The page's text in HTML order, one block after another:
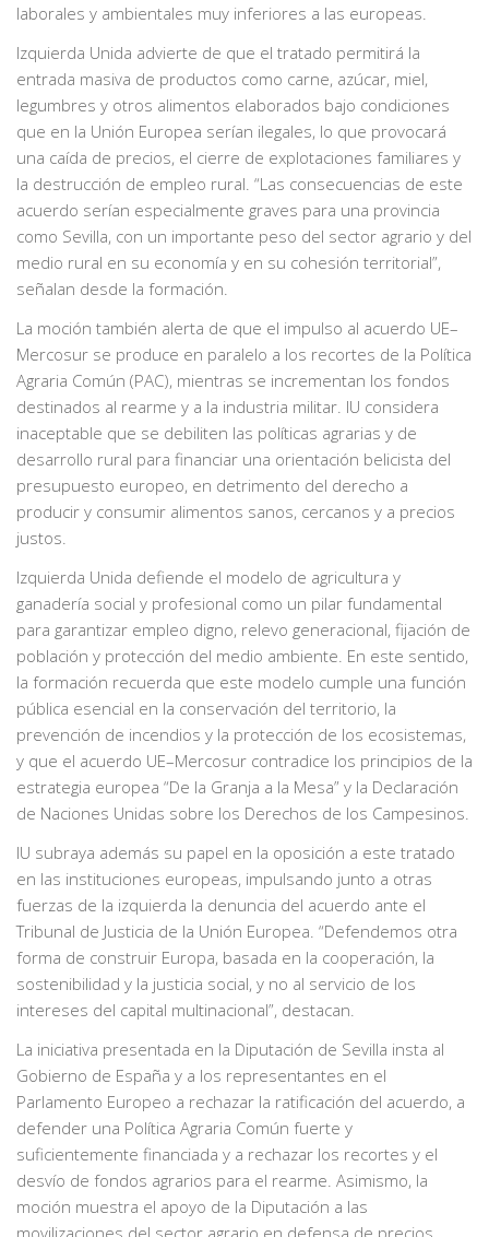
laborales y ambientales muy inferiores a las europeas.
Izquierda Unida advierte de que el tratado permitirá la
entrada masiva de productos como carne, azúcar, miel,
legumbres y otros alimentos elaborados bajo condiciones
que en la Unión Europea serían ilegales, lo que provocará
una caída de precios, el cierre de explotaciones familiares y
la destrucción de empleo rural. “Las consecuencias de este
acuerdo serían especialmente graves para una provincia
como Sevilla, con un importante peso del sector agrario y del
medio rural en su economía y en su cohesión territorial”,
señalan desde la formación.
La moción también alerta de que el impulso al acuerdo UE–
Mercosur se produce en paralelo a los recortes de la Política
Agraria Común (PAC), mientras se incrementan los fondos
destinados al rearme y a la industria militar. IU considera
inaceptable que se debiliten las políticas agrarias y de
desarrollo rural para financiar una orientación belicista del
presupuesto europeo, en detrimento del derecho a
producir y consumir alimentos sanos, cercanos y a precios
justos.
Izquierda Unida defiende el modelo de agricultura y
ganadería social y profesional como un pilar fundamental
para garantizar empleo digno, relevo generacional, fijación de
población y protección del medio ambiente. En este sentido,
la formación recuerda que este modelo cumple una función
pública esencial en la conservación del territorio, la
prevención de incendios y la protección de los ecosistemas,
y que el acuerdo UE–Mercosur contradice los principios de la
estrategia europea “De la Granja a la Mesa” y la Declaración
de Naciones Unidas sobre los Derechos de los Campesinos.
IU subraya además su papel en la oposición a este tratado
en las instituciones europeas, impulsando junto a otras
fuerzas de la izquierda la denuncia del acuerdo ante el
Tribunal de Justicia de la Unión Europea. “Defendemos otra
forma de construir Europa, basada en la cooperación, la
sostenibilidad y la justicia social, y no al servicio de los
intereses del capital multinacional”, destacan.
La iniciativa presentada en la Diputación de Sevilla insta al
Gobierno de España y a los representantes en el
Parlamento Europeo a rechazar la ratificación del acuerdo, a
defender una Política Agraria Común fuerte y
suficientemente financiada y a rechazar los recortes y el
desvío de fondos agrarios para el rearme. Asimismo, la
moción muestra el apoyo de la Diputación a las
movilizaciones del sector agrario en defensa de precios